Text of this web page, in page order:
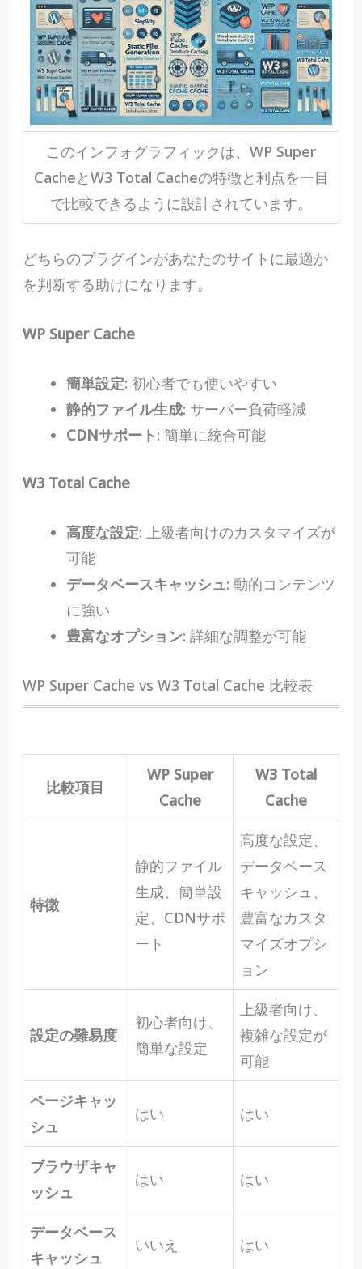
このインフォグラフィックは、WP Super
CacheとW3 Total Cacheの特徴と利点を一目
で比較できるように設計されています。
どちらのプラグインがあなたのサイトに最適か
を判断する助けになります。
WP Super Cache
簡単設定: 初心者でも使いやすい
静的ファイル生成: サーバー負荷軽減
CDNサポート: 簡単に統合可能
W3 Total Cache
高度な設定: 上級者向けのカスタマイズが
可能
データベースキャッシュ: 動的コンテンツ
に強い
豊富なオプション: 詳細な調整が可能
WP Super Cache vs W3 Total Cache 比較表
比較項目
WP Super
Cache
W3 Total
Cache
特徴
静的ファイル
生成、簡単設
定、CDNサポ
ート
高度な設定、
データベース
キャッシュ、
豊富なカスタ
マイズオプシ
ョン
設定の難易度
初心者向け、
簡単な設定
上級者向け、
複雑な設定が
可能
ページキャッ
シュ
はい はい
ブラウザキャ
ッシュ
はい はい
データベース
キャッシュ
いいえ はい